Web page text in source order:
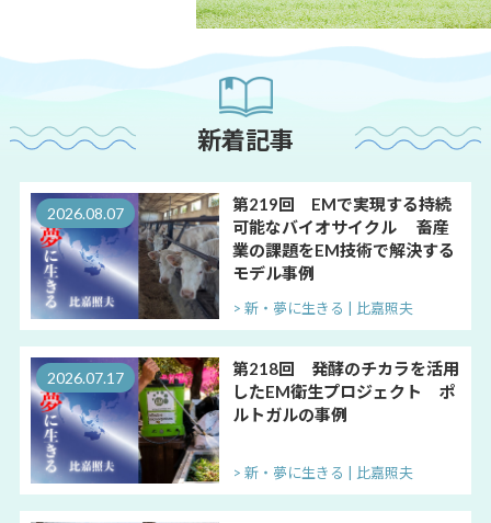
新着記事
2026.08.07
第219回 EMで実現する持続
可能なバイオサイクル 畜産
業の課題をEM技術で解決する
モデル事例
> 新・夢に生きる | 比嘉照夫
2026.07.17
第218回 発酵のチカラを活用
したEM衛生プロジェクト ポ
ルトガルの事例
> 新・夢に生きる | 比嘉照夫